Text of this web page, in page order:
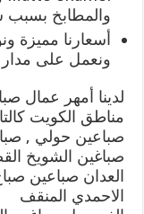
والمطابخ بسبب
أسعارنا مميزة
ونعمل على مدار 24 ساعة دون إي صوت أو
لدينا أمهر عمال
مناطق الكويت
صباعين حولي ,
صباغين الشويخ
العدان صباعين
الاحمدي المنقف